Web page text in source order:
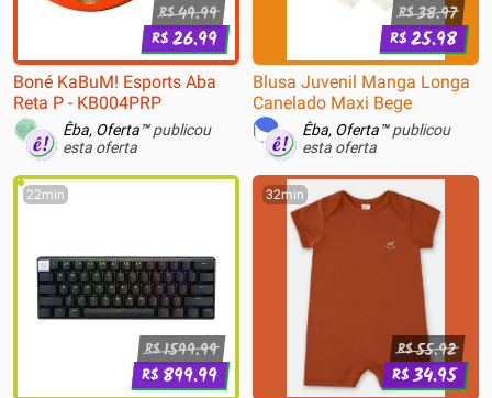
R$49.99
R$26.99
Boné KaBuM! Esports Aba
Reta P - KB004PRP
Êba, Oferta™publicou
esta oferta
R$38.97
R$25.98
Blusa Juvenil Manga Longa
Canelado Maxi Bege
Êba, Oferta™publicou
esta oferta
22min
R$1599.99
R$ 899.99
32min
R$55.92
R$34.95